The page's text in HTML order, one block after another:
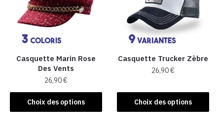
Casquette Marin Rose
Des Vents
26,90€
Choix des options
Ce
produit
Casquette Trucker Zèbre
26,90€
Choix des options
produit
a